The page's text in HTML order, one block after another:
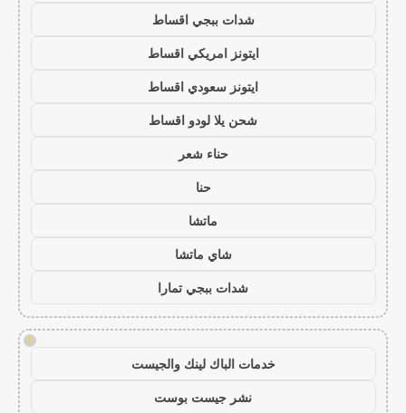
شدات ببجي اقساط
ايتونز امريكي اقساط
ايتونز سعودي اقساط
شحن يلا لودو اقساط
حناء شعر
حنا
ماتشا
شاي ماتشا
شدات ببجي تمارا
!
خدمات الباك لينك والجيست
نشر جيست بوست